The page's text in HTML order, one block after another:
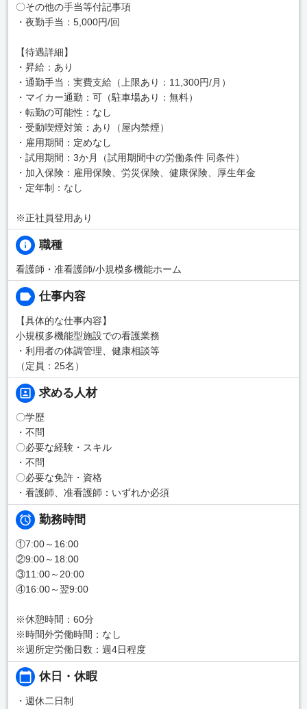
〇その他の手当等付記事項
・夜勤手当：5,000円/回
【待遇詳細】
・昇給：あり
・通勤手当：実費支給（上限あり：11,300円/月）
・マイカー通勤：可（駐車場あり：無料）
・転勤の可能性：なし
・受動喫煙対策：あり（屋内禁煙）
・雇用期間：定めなし
・試用期間：3か月（試用期間中の労働条件 同条件）
・加入保険：雇用保険、労災保険、健康保険、厚生年金
・定年制：なし
※正社員登用あり
職種
看護師・准看護師/小規模多機能ホーム
仕事内容
【具体的な仕事内容】
小規模多機能型施設での看護業務
・利用者の体調管理、健康相談等
（定員：25名）
求める人材
〇学歴
・不問
〇必要な経験・スキル
・不問
〇必要な免許・資格
・看護師、准看護師：いずれか必須
勤務時間
①7:00～16:00
②9:00～18:00
③11:00～20:00
④16:00～翌9:00
※休憩時間：60分
※時間外労働時間：なし
※週所定労働日数：週4日程度
休日・休暇
・週休二日制